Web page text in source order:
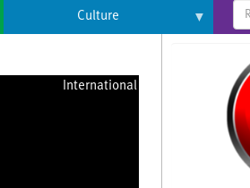
Culture
International